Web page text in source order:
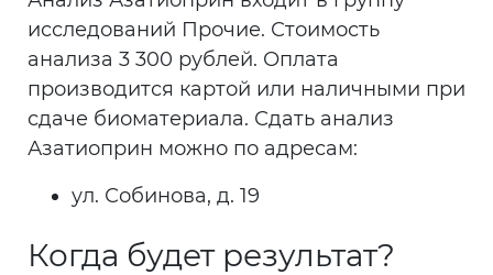
исследований Прочие. Стоимость
анализа 3 300 рублей. Оплата
производится картой или наличными при
сдаче биоматериала. Сдать анализ
Азатиоприн можно по адресам:
ул. Собинова, д. 19
Когда будет результат?